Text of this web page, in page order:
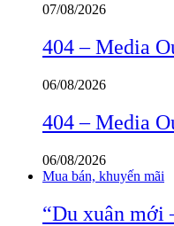
07/08/2026
404 – Media
06/08/2026
404 – Media
06/08/2026
Mua bán, khuyến mãi
“Du xuân mới